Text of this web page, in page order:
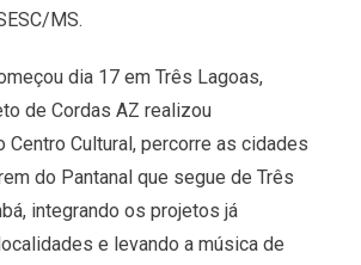
MS.
dia 17 em Três Lagoas,
de Cordas AZ realizou
Centro Cultural, percorre as cidades
do Pantanal que segue de Três
integrando os projetos já
e levando a música de